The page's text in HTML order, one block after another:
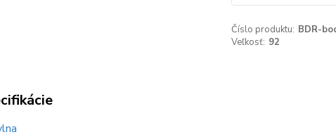
Číslo produktu: BDR-
Veľkosť: 92